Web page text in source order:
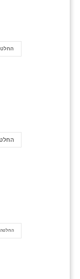
החלטה
החלטה
החלטה 4302